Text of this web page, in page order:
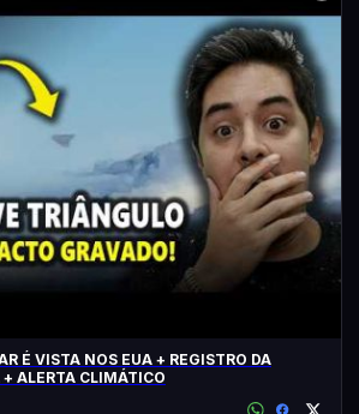
É VISTA NOS EUA + REGISTRO DA
ALERTA CLIMÁTICO